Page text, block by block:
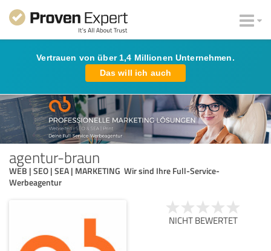
Vertrauen von über 1,4 Millionen Unternehmen.
Das will ich auch
agentur-braun
WEB | SEO | SEA | MARKETING Wir sind Ihre Full-Service-
Werbeagentur
NICHT BEWERTET